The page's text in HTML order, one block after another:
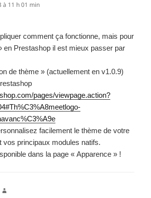
à 11 h 01 min
comment ça fonctionne, mais pour
en Prestashop il est mieux passer par
de thème » (actuellement en v1.0.9)
pages/viewpage.action?
facilement le thème de votre
vos principaux modules natifs.
dans la page « Apparence » !